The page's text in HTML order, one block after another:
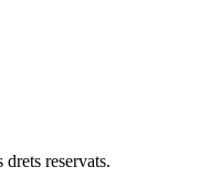
reservats.